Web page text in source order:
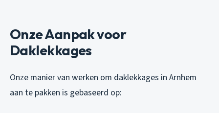
Onze Aanpak voor
Daklekkages
Onze manier van werken om daklekkages in Arnhem
aan te pakken is gebaseerd op: